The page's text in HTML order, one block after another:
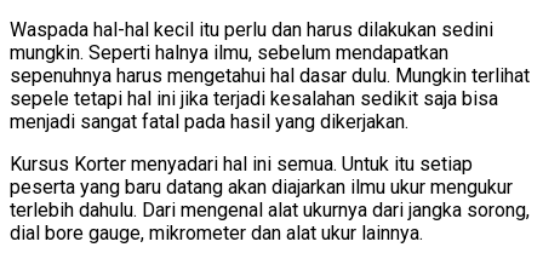
Waspada hal-hal kecil itu perlu dan harus dilakukan sedini
mungkin. Seperti halnya ilmu, sebelum mendapatkan
sepenuhnya harus mengetahui hal dasar dulu. Mungkin terlihat
sepele tetapi hal ini jika terjadi kesalahan sedikit saja bisa
menjadi sangat fatal pada hasil yang dikerjakan.
Kursus Korter menyadari hal ini semua. Untuk itu setiap
peserta yang baru datang akan diajarkan ilmu ukur mengukur
terlebih dahulu. Dari mengenal alat ukurnya dari jangka sorong,
dial bore gauge, mikrometer dan alat ukur lainnya.